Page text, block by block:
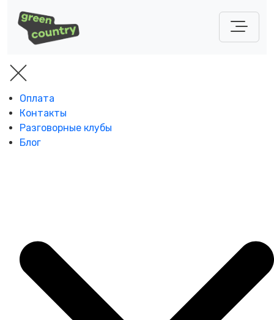
Оплата
Контакты
Разговорные клубы
Блог